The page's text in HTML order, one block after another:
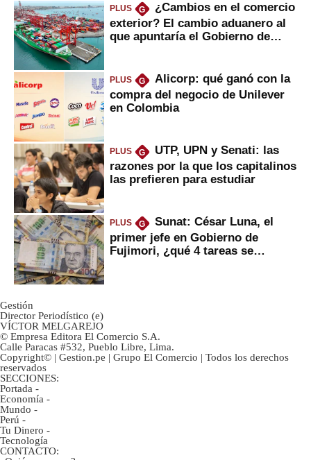
PLUS G
¿Cambios en el comercio
exterior? El cambio aduanero al
que apuntaría el Gobierno de
PLUS G
Alicorp: qué ganó con la
compra del negocio de Unilever
en Colombia
PLUS G
UTP, UPN y Senati: las
razones por la que los capitalinos
las prefieren para estudiar
PLUS G
Sunat: César Luna, el
primer jefe en Gobierno de
Fujimori, ¿qué 4 tareas se
Gestión
Director Periodístico (e)
VÍCTOR MELGAREJO
© Empresa Editora El Comercio S.A.
Calle Paracas #532, Pueblo Libre, Lima.
Copyright© | Gestion.pe | Grupo El Comercio | Todos los derechos
reservados
SECCIONES:
Portada -
Economía -
Mundo -
Perú -
Tu Dinero -
Tecnología
CONTACTO: